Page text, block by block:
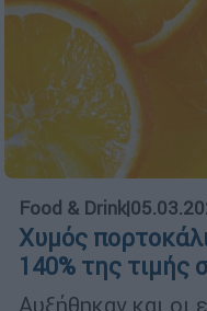
Food & Drink|
Χυμός
140% της τιμής
Αυξήθηκαν και οι